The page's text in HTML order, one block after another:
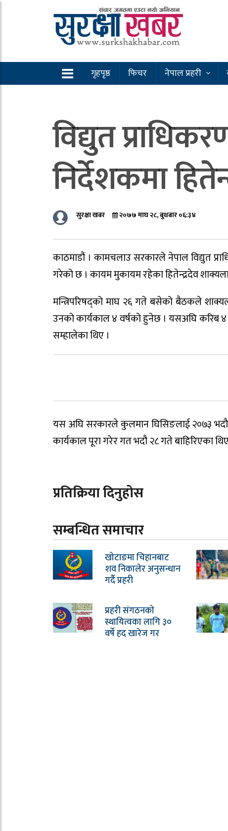
गृहपृष्ठ फिचर नेपाल प्रहरी
विद्युत
निर्देशकमा
सुरक्षा खबर २०७७ माघ २८, बुधबार ०६:३४
काठमाडौं । कामचलाउ सरकारले नेपाल विद्युत
गरेको छ । कायम मुकायम रहेका हितेन्द्रदेव
मन्त्रिपरिषद्को माघ २६ गते बसेको बैठकले
उनको कार्यकाल ४ वर्षको हुनेछ । यसअघि करिब ४
सम्हालेका थिए ।
यस अघि सरकारले कुलमान घिसिङलाई २०७३ भदौ
कार्यकाल पूरा गरेर गत भदौ २८ गते बाहिरिएका
प्रतिक्रिया दिनुहोस
सम्बन्धित समाचार
खोटाङमा चिहानबाट
शव निकालेर अनुसन्धान
गर्दै प्रहरी
प्रहरी संगठनको
स्थायित्वका लागि ३०
वर्षे हद खारेज गर